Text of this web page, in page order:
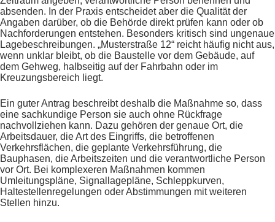
absenden. In der Praxis entscheidet aber die Qualität der
Angaben darüber, ob die Behörde direkt prüfen kann oder ob
Nachforderungen entstehen. Besonders kritisch sind ungenaue
Lagebeschreibungen. „Musterstraße 12“ reicht häufig nicht aus,
wenn unklar bleibt, ob die Baustelle vor dem Gebäude, auf
dem Gehweg, halbseitig auf der Fahrbahn oder im
Kreuzungsbereich liegt.
Ein guter Antrag beschreibt deshalb die Maßnahme so, dass
eine sachkundige Person sie auch ohne Rückfrage
nachvollziehen kann. Dazu gehören der genaue Ort, die
Arbeitsdauer, die Art des Eingriffs, die betroffenen
Verkehrsflächen, die geplante Verkehrsführung, die
Bauphasen, die Arbeitszeiten und die verantwortliche Person
vor Ort. Bei komplexeren Maßnahmen kommen
Umleitungspläne, Signallagepläne, Schleppkurven,
Haltestellenregelungen oder Abstimmungen mit weiteren
Stellen hinzu.